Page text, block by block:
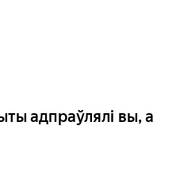
адпраўлялі вы, а